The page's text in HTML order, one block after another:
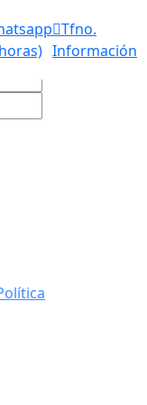
Tfno.
Información